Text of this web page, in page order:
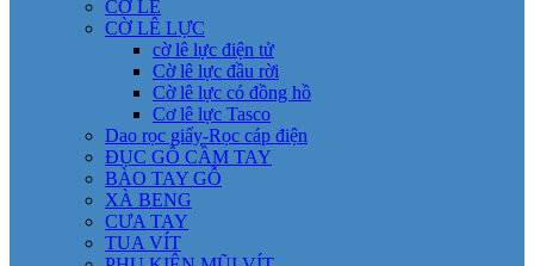
CỜ LÊ
CỜ LÊ LỰC
cờ lê lực điện tử
Cờ lê lực đầu rời
Cờ lê lực có đồng hồ
Cơ lê lực Tasco
Dao rọc giấy-Rọc cáp điện
ĐỤC GỖ CẦM TAY
BÀO TAY GỖ
XÀ BENG
CƯA TAY
TUA VÍT